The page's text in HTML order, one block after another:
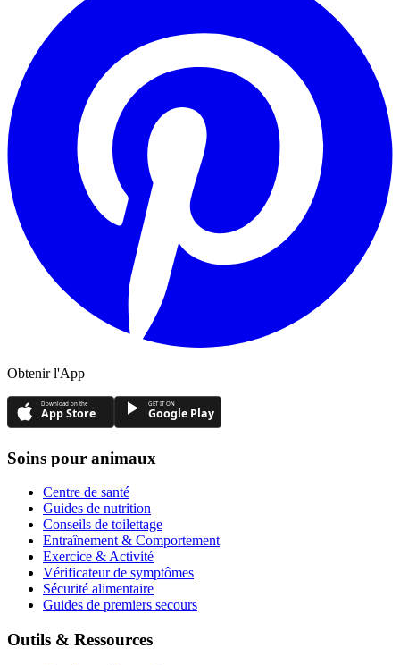
Obtenir l'App
Download on the
App Store
GET IT ON
Google Play
Soins pour animaux
Centre de santé
Guides de nutrition
Conseils de toilettage
Entraînement & Comportement
Exercice & Activité
Vérificateur de symptômes
Sécurité alimentaire
Guides de premiers secours
Outils & Ressources